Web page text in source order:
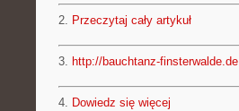
2. Przeczytaj cały artykuł
3. http://bauchtanz-finsterwalde.de
4. Dowiedz się więcej